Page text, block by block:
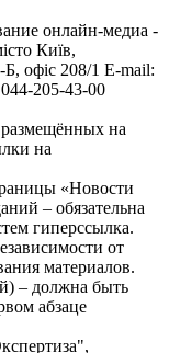
онлайн-медиа -
Київ,
офіс 208/1 E-mail:
205-43-00
на
на
«Новости
– обязательна
гиперссылка.
от
материалов.
– должна быть
абзаце